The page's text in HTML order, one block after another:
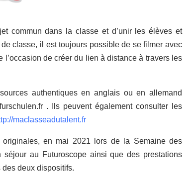
commun dans la classe et d’unir les élèves et
de classe, il est toujours possible de se filmer avec
de créer du lien à distance à travers les
authentiques en anglais ou en allemand
. Ils peuvent également consulter les
maclasseadutalent.fr
en mai 2021 lors de la Semaine des
au Futuroscope ainsi que des prestations
des deux dispositifs.